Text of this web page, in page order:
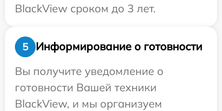
BlackView сроком до 3 лет.
5
Информирование о готовности
Вы получите уведомление о
готовности Вашей техники
BlackView, и мы организуем